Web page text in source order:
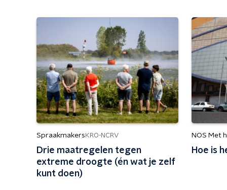
Spraakmakers KRO-NCRV
Drie maatregelen tegen
extreme droogte (én wat je zelf
kunt doen)
NOS Met
Hoe is